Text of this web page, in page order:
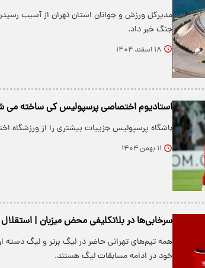
مدیرکل ورزش و جوانان استان تهران از آسیب
جنگ خبر داد.
۱۸ اسفند ۱۴۰۴
استادیوم اختصاصی پرسپولیس کی ساخته می
باشگاه پرسپولیس جزییات بیشتری را از ورزشگاه
۱۱ بهمن ۱۴۰۴
سرخابی‌ها در بلاتکلیفی محض میزبان |
همه تیم‌های تهرانی حاضر در لیگ برتر و لیگ دسته
خود در ادامه مسابقات لیگ هستند.